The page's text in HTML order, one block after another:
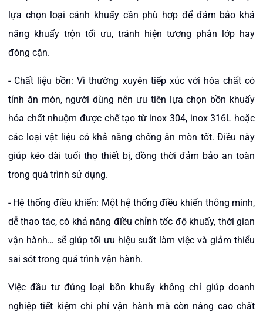
lựa chọn loại cánh khuấy cần phù hợp để đảm bảo khả
năng khuấy trộn tối ưu, tránh hiện tượng phân lớp hay
đóng cặn.
- Chất liệu bồn: Vì thường xuyên tiếp xúc với hóa chất có
tính ăn mòn, người dùng nên ưu tiên lựa chọn bồn khuấy
hóa chất nhuộm được chế tạo từ inox 304, inox 316L hoặc
các loại vật liệu có khả năng chống ăn mòn tốt. Điều này
giúp kéo dài tuổi thọ thiết bị, đồng thời đảm bảo an toàn
trong quá trình sử dụng.
- Hệ thống điều khiển: Một hệ thống điều khiển thông minh,
dễ thao tác, có khả năng điều chỉnh tốc độ khuấy, thời gian
vận hành… sẽ giúp tối ưu hiệu suất làm việc và giảm thiểu
sai sót trong quá trình vận hành.
Việc đầu tư đúng loại bồn khuấy không chỉ giúp doanh
nghiệp tiết kiệm chi phí vận hành mà còn nâng cao chất